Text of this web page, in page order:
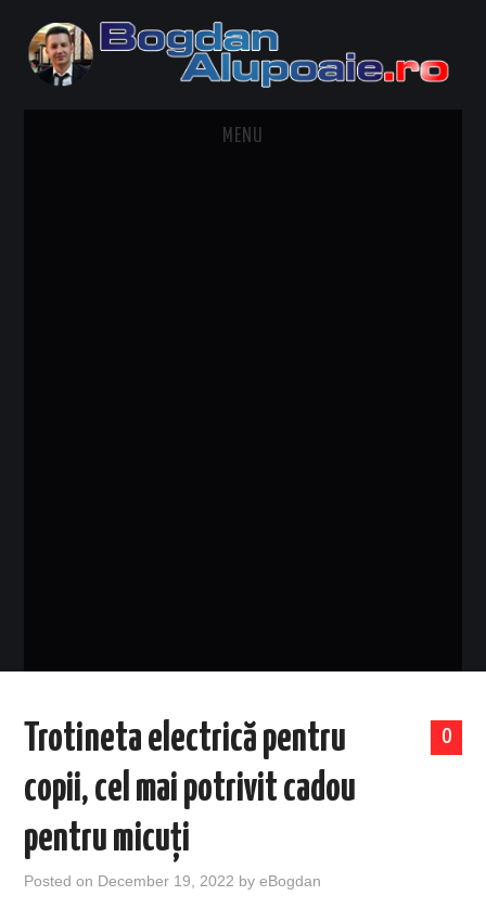
MENU
0
Trotineta electrică pentru
copii, cel mai potrivit cadou
pentru micuți
Posted on December 19, 2022 byeBogdan